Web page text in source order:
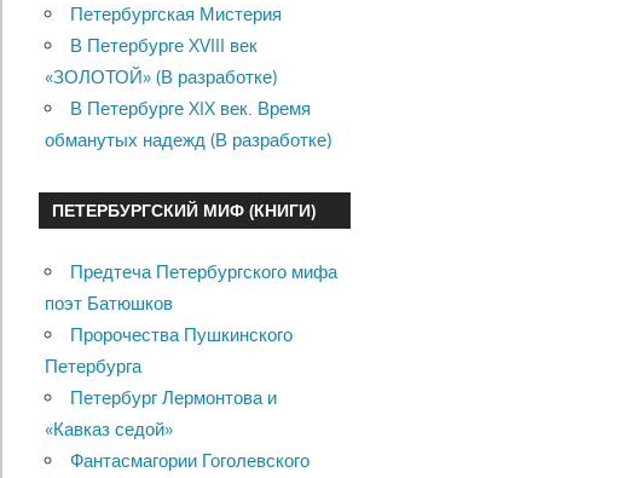
Петербургская Мистерия
В Петербурге XVIII век
«ЗОЛОТОЙ» (В разработке)
В Петербурге XIX век. Время
обманутых надежд (В разработке)
ПЕТЕРБУРГСКИЙ МИФ (КНИГИ)
Предтеча Петербургского мифа
поэт Батюшков
Пророчества Пушкинского
Петербурга
Петербург Лермонтова и
«Кавказ седой»
Фантасмагории Гоголевского